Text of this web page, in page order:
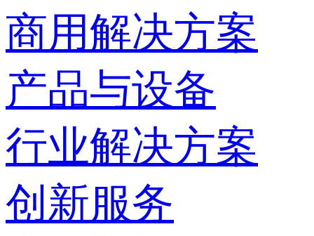
商用解决方案
产品与设备
行业解决方案
创新服务